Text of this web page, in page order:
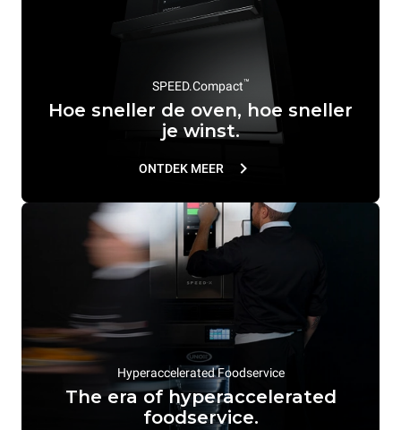
SPEED.Compact™
Hoe sneller de oven, hoe sneller
je winst.
ONTDEK MEER
Hyperaccelerated Foodservice
The era of hyperaccelerated
foodservice.